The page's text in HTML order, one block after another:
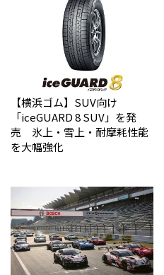
【横浜ゴム】SUV向け
「iceGUARD 8 SUV」を発
売 氷上・雪上・耐摩耗性能
を大幅強化